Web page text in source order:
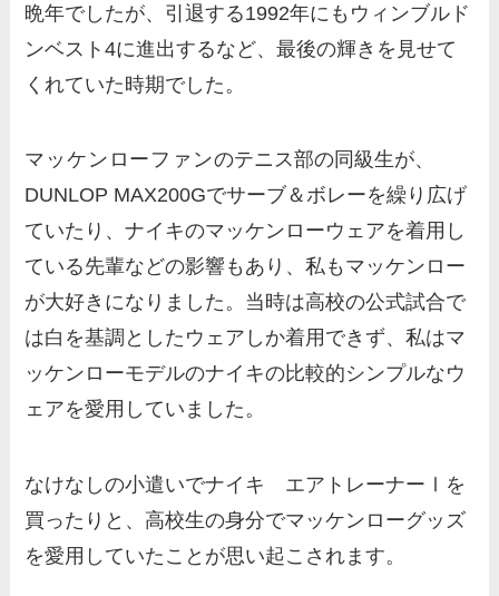
晩年でしたが、引退する1992年にもウィンブルド
ンベスト4に進出するなど、最後の輝きを見せて
くれていた時期でした。
マッケンローファンのテニス部の同級生が、
DUNLOP MAX200Gでサーブ＆ボレーを繰り広げ
ていたり、ナイキのマッケンローウェアを着用し
ている先輩などの影響もあり、私もマッケンロー
が大好きになりました。当時は高校の公式試合で
は白を基調としたウェアしか着用できず、私はマ
ッケンローモデルのナイキの比較的シンプルなウ
ェアを愛用していました。
なけなしの小遣いでナイキ エアトレーナーⅠを
買ったりと、高校生の身分でマッケンローグッズ
を愛用していたことが思い起こされます。